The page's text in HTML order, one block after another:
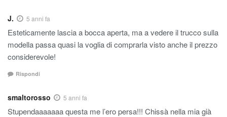
J. 5 anni fa
Esteticamente lascia a bocca aperta, ma a vedere il trucco sulla
modella passa quasi la voglia di comprarla visto anche il prezzo
considerevole!
Rispondi
smaltorosso 5 anni fa
Stupendaaaaaaa questa me l’ero persa!!! Chissà nella mia già